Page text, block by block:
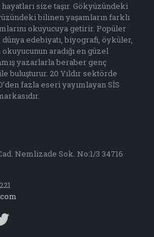
size taşır. Gökyüzündeki
bilinen yaşamların farklı
okuyucuya getirir. Popüler
edebiyatı, biyografi, öyküler,
aradığı en güzel
yazarlarla beraber genç
buluşturur. 20 Yıldır sektörde
fazla eseri yayımlayan SİS
Nemlizade Sok. No:1/3 34716